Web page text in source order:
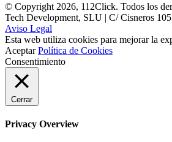
© Copyright 2026, 112Click. Todos los
Tech Development, SLU | C/ Cisneros
Aviso Legal
Esta web utiliza cookies para mejorar la
Aceptar Política de Cookies
Consentimiento
Cerrar
Privacy Overview